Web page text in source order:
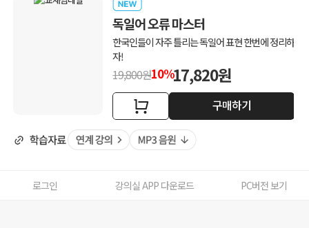
독일어 오류 마스터
한국인들이 자주 틀리는 독일어 표현 한번에 정리하
자!
19,800원10%17,820원
구매하기
로그인 강의실 APP 다운로드 PC버전 보기